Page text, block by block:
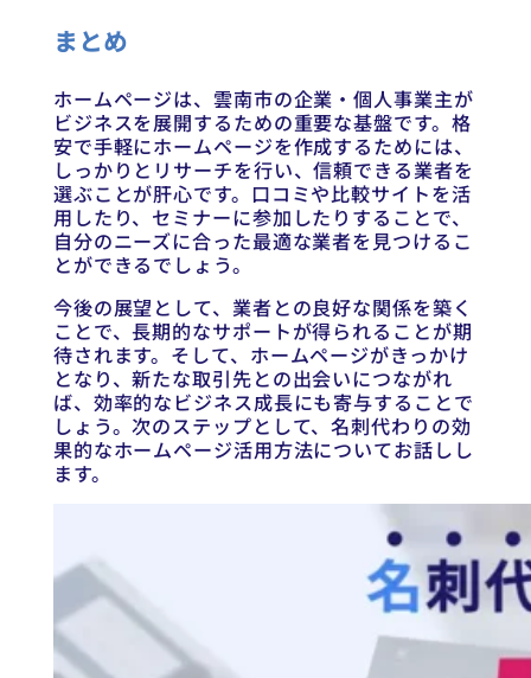
まとめ
ホームページは、雲南市の企業・個人事業主が
ビジネスを展開するための重要な基盤です。格
安で手軽にホームページを作成するためには、
しっかりとリサーチを行い、信頼できる業者を
選ぶことが肝心です。口コミや比較サイトを活
用したり、セミナーに参加したりすることで、
自分のニーズに合った最適な業者を見つけるこ
とができるでしょう。
今後の展望として、業者との良好な関係を築く
ことで、長期的なサポートが得られることが期
待されます。そして、ホームページがきっかけ
となり、新たな取引先との出会いにつながれ
ば、効率的なビジネス成長にも寄与することで
しょう。次のステップとして、名刺代わりの効
果的なホームページ活用方法についてお話しし
ます。